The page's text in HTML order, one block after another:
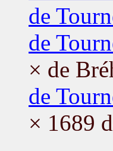
de
de
× de
de
× 1689